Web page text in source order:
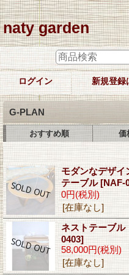
naty garden
ログイン 新規登録
G-PLAN
おすすめ順 価
モダンなデザイ
テーブル[NAF-
0円(税別)
[在庫なし]
ネストテーブル
0403]
58,000円(税別)
[在庫なし]